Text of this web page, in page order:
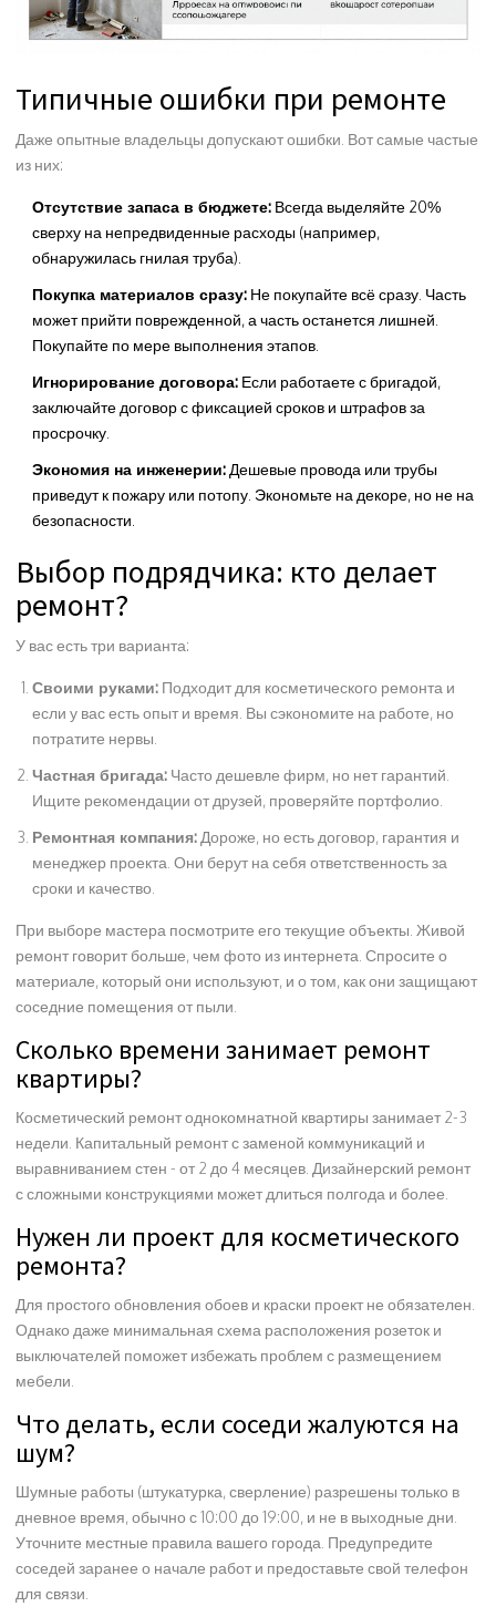
Типичные ошибки при ремонте
Даже опытные владельцы допускают ошибки. Вот самые частые
из них:
Отсутствие запаса в бюджете: Всегда выделяйте 20%
сверху на непредвиденные расходы (например,
обнаружилась гнилая труба).
Покупка материалов сразу: Не покупайте всё сразу. Часть
может прийти поврежденной, а часть останется лишней.
Покупайте по мере выполнения этапов.
Игнорирование договора: Если работаете с бригадой,
заключайте договор с фиксацией сроков и штрафов за
просрочку.
Экономия на инженерии: Дешевые провода или трубы
приведут к пожару или потопу. Экономьте на декоре, но не на
безопасности.
Выбор подрядчика: кто делает
ремонт?
У вас есть три варианта:
Своими руками: Подходит для косметического ремонта и
если у вас есть опыт и время. Вы сэкономите на работе, но
потратите нервы.
Частная бригада: Часто дешевле фирм, но нет гарантий.
Ищите рекомендации от друзей, проверяйте портфолио.
Ремонтная компания: Дороже, но есть договор, гарантия и
менеджер проекта. Они берут на себя ответственность за
сроки и качество.
При выборе мастера посмотрите его текущие объекты. Живой
ремонт говорит больше, чем фото из интернета. Спросите о
материале, который они используют, и о том, как они защищают
соседние помещения от пыли.
Сколько времени занимает ремонт
квартиры?
Косметический ремонт однокомнатной квартиры занимает 2-3
недели. Капитальный ремонт с заменой коммуникаций и
выравниванием стен - от 2 до 4 месяцев. Дизайнерский ремонт
с сложными конструкциями может длиться полгода и более.
Нужен ли проект для косметического
ремонта?
Для простого обновления обоев и краски проект не обязателен.
Однако даже минимальная схема расположения розеток и
выключателей поможет избежать проблем с размещением
мебели.
Что делать, если соседи жалуются на
шум?
Шумные работы (штукатурка, сверление) разрешены только в
дневное время, обычно с 10:00 до 19:00, и не в выходные дни.
Уточните местные правила вашего города. Предупредите
соседей заранее о начале работ и предоставьте свой телефон
для связи.